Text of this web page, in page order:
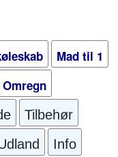
Mad til 1
Omregn
Tilbehør
Info